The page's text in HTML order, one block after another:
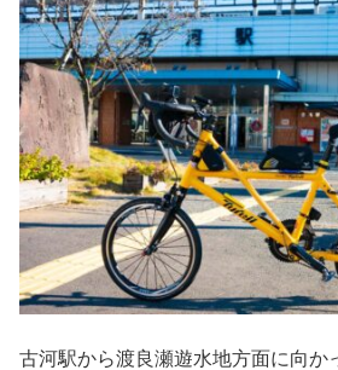
古河駅から渡良瀬遊水地方面に向か